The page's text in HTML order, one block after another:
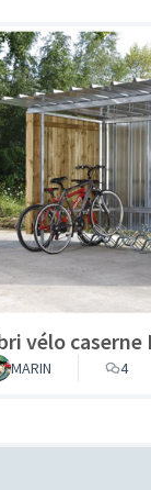
vélo caserne
MARIN 4